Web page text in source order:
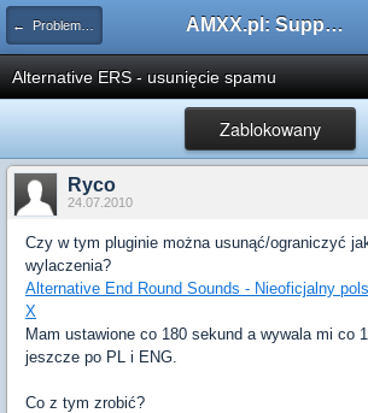
← Problemy z pluginami AMXX.pl: Support AMX Mod X i SourceMod
Alternative ERS - usunięcie spamu
Zablokowany
Ryco
24.07.2010
Czy w tym pluginie można usunąć/ograniczyć
wylaczenia?
Alternative End Round Sounds - Nieoficjalny
X
Mam ustawione co 180 sekund a wywala mi co
jeszcze po PL i ENG.
Co z tym zrobić?